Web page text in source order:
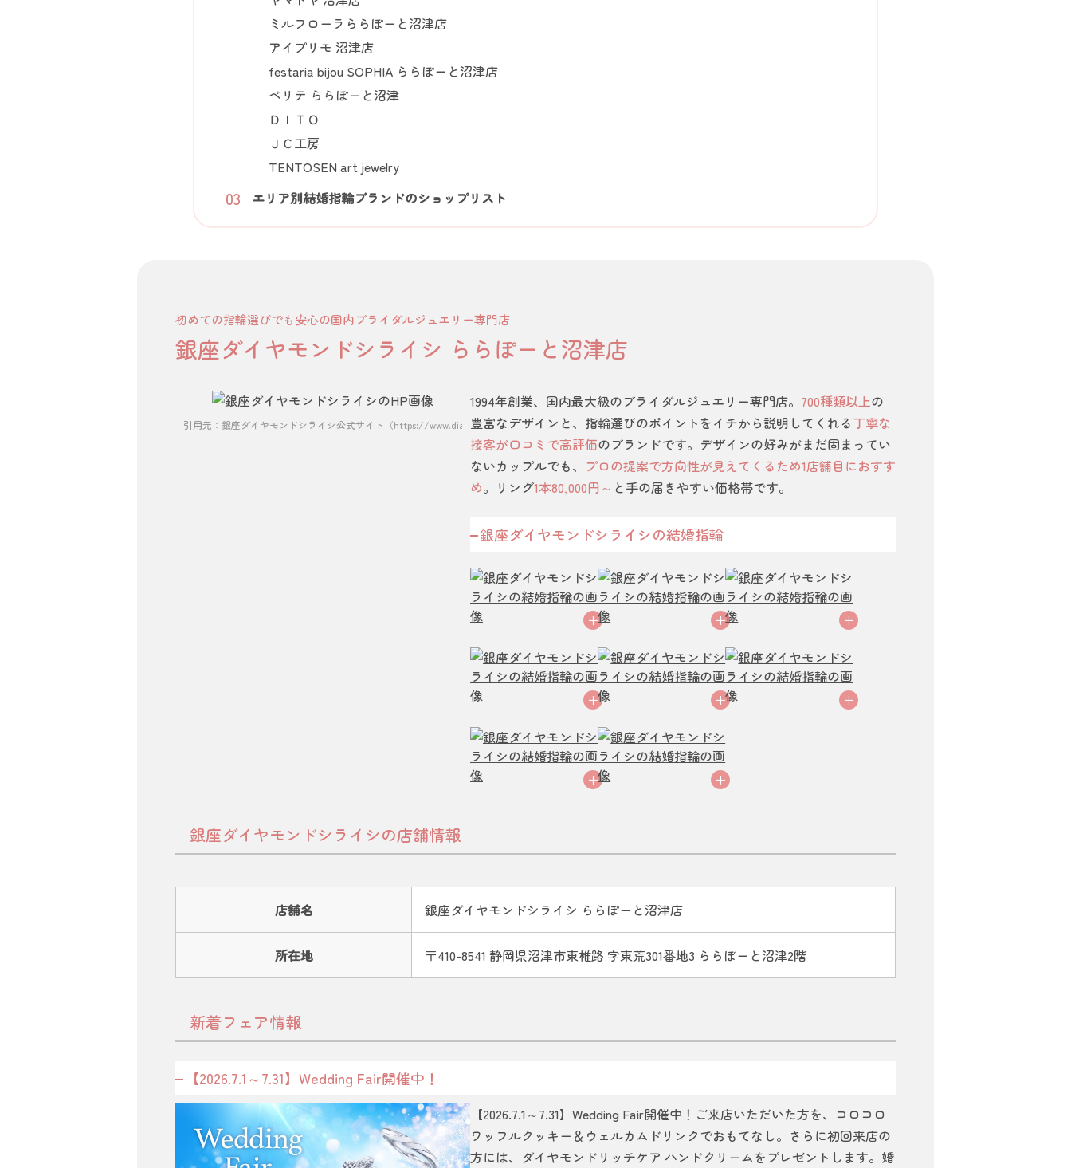
ミルフローラららぽーと沼津店
アイプリモ 沼津店
festaria bijou SOPHIA ららぽーと沼津店
ベリテ ららぽーと沼津
ＤＩＴＯ
ＪＣ工房
TENTOSEN art jewelry
エリア別結婚指輪ブランドのショップリスト
初めての指輪選びでも安心の国内ブライダルジュエリー専門店
銀座ダイヤモンドシライシ ららぽーと沼津店
引用元：銀座ダイヤモンドシライシ公式サイト（https://www.diamond-shiraishi.jp/）
1994年創業、国内最大級のブライダルジュエリー専門店。 700種類以上の
豊富なデザインと、指輪選びのポイントをイチから説明してくれる丁寧な
接客が口コミで高評価のブランドです。デザインの好みがまだ固まってい
ないカップルでも、 プロの提案で方向性が見えてくるため1店舗目におすす
め。リング1本80,000円～ と手の届きやすい価格帯です。
銀座ダイヤモンドシライシの結婚指輪
銀座ダイヤモンドシライシの店舗情報
店舗名 銀座ダイヤモンドシライシ ららぽーと沼津店
所在地 〒410-8541 静岡県沼津市東椎路 字東荒301番地3 ららぽーと沼津2階
新着フェア情報
【2026.7.1～7.31】Wedding Fair開催中！
【2026.7.1～7.31】Wedding Fair開催中！ご来店いただいた方を、コロコロ
ワッフルクッキー＆ウェルカムドリンクでおもてなし。さらに初回来店の
方には、ダイヤモンドリッチケア ハンドクリームをプレゼントします。婚